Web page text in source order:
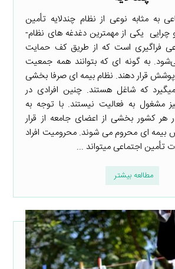
به مثابه نوعی از نظام چندلایه تأمین
اجتماعی چیستی و چرایی یکی از مهم­ترین دغدغه­ های نظام­
فراگیری است که از طریق کف حمایت
به گونه ­ای که بتوانند همه جمعیت
قرار دهند. نظام بیمه­ ای صرفا بخشی
که شاغل هستند. چنین افرادی در
مشغول به فعالیت نیستند. با توجه به
کشور بخشی از اعضای جامعه از قرار
­ای محروم می­ شوند. محرومیت افراد
تأمین اجتماعی می­تواند ...
مطالعه بیشتر